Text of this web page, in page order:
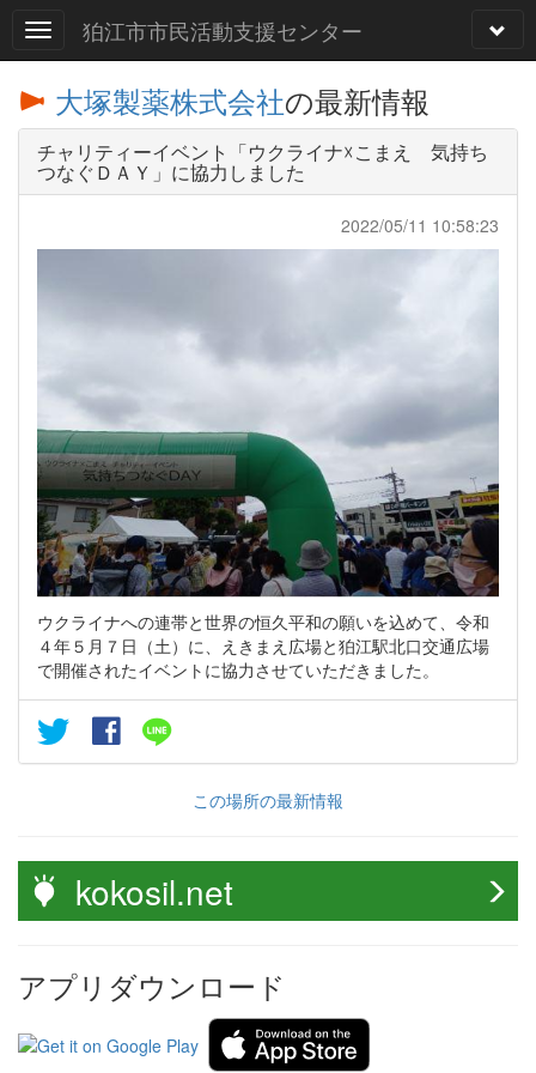
狛江市市民活動支援センター
大塚製薬株式会社の最新情報
チャリティーイベント「ウクライナ☓こまえ 気持ち
つなぐＤＡＹ」に協力しました
2022/05/11 10:58:23
ウクライナへの連帯と世界の恒久平和の願いを込めて、令和
４年５月７日（土）に、えきまえ広場と狛江駅北口交通広場
で開催されたイベントに協力させていただきました。
この場所の最新情報
kokosil.net
アプリダウンロード